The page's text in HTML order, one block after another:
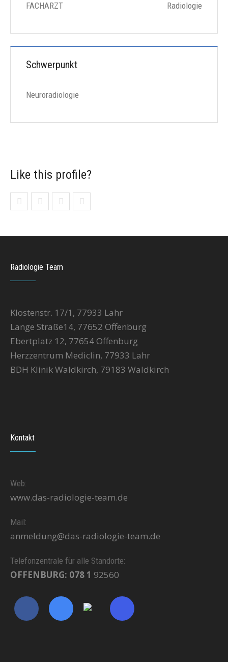
FACHARZT Radiologie
Schwerpunkt
Neuroradiologie
Like this profile?
Radiologie Team
Klostenstr. 17/1, 77933 Lahr
Lange Straße14, 77652 Offenburg
Ebertplatz 12, 77654 Offenburg
Herzzentrum Mediclin, 77933 Lahr
BDH Klinik Waldkirch, 79183 Waldkirch
Kontakt
Web:
www.das-radiologie-team.de
Mail:
anmeldung@das-radiologie-team.de
Telefonzentrale für alle Standorte:
OFFENBURG: 078 192560